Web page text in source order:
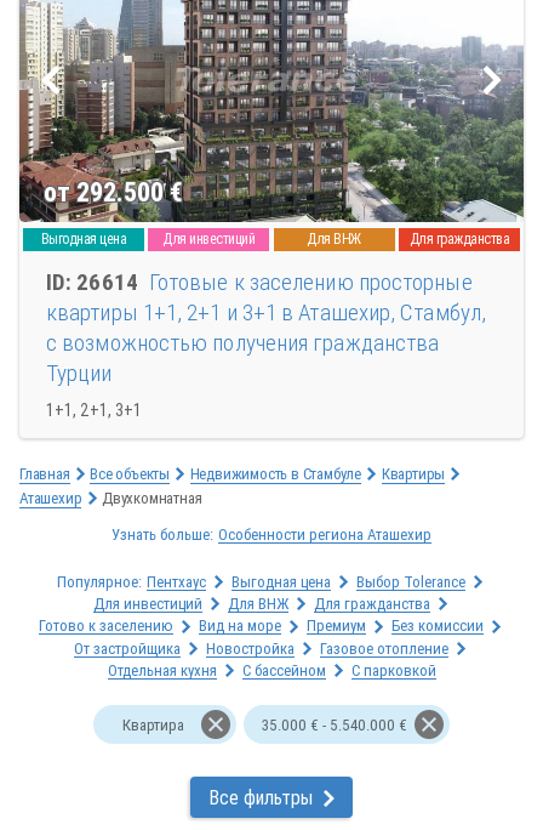
от 292.500€
Выгодная цена Для инвестиций Для ВНЖ Для гражданства
ID: 26614 Готовые к заселению просторные
квартиры 1+1, 2+1 и 3+1 в Аташехир, Стамбул,
с возможностью получения гражданства
Турции
1+1, 2+1, 3+1
Главная Все объекты Недвижимость в Стамбуле
Квартиры
Аташехир
Двухкомнатная
Узнать больше: Особенности региона Аташехир
Популярное: Пентхаус Выгодная цена
Выбор Tolerance
Для инвестиций
Для ВНЖ
Для гражданства
Готово к заселению
Вид на море Премиум
Без комиссии
От застройщика
Новостройка
Газовое отопление
Отдельная кухня
С бассейном С парковкой
Квартира 35.000 € - 5.540.000 €
Все фильтры